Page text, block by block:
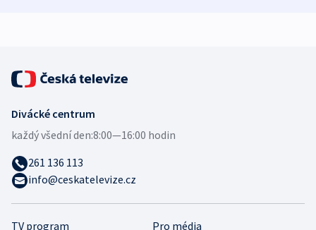
TV program Pro média
Divácké centrum
každý všední den:8:00—16:00 hodin
261 136 113
info@ceskatelevize.cz